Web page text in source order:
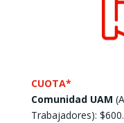
CUOTA*
Comunidad UAM
Trabajadores):